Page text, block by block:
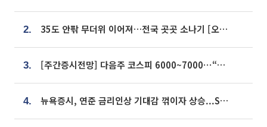
2. 35도 안팎 무더위 이어져…전국 곳곳 소나기 [오늘 날씨]
3. [주간증시전망] 다음주 코스피 6000~7000⋯“外人 수급은 정책이 변수”
4. 뉴욕증시, 연준 금리인상 기대감 꺾이자 상승...S&P500 사상 최고치 [종합]